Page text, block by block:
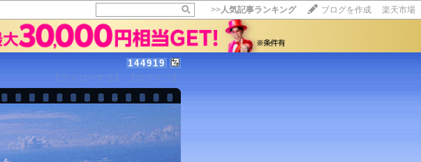
>>人気記事ランキング ブログを作成 楽天市場
144919